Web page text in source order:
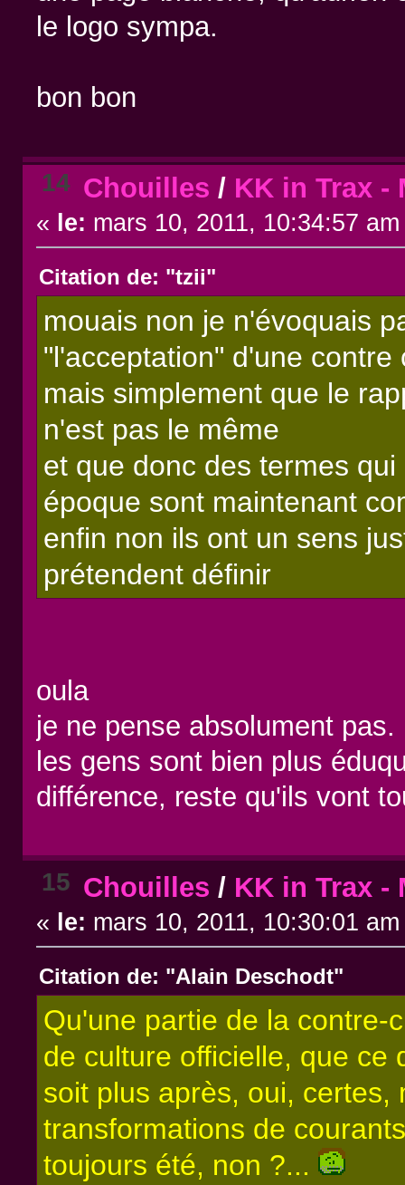
le logo sympa.
bon bon
14 Chouilles / KK in Trax -
« le: mars 10, 2011, 10:34:57
Citation de: "tzii"
mouais non je n'évoquais
"l'acceptation" d'une
mais simplement que le
n'est pas le même
et que donc des termes
époque sont maintenant
enfin non ils ont un sens
prétendent définir
oula
je ne pense absolument pas.
les gens sont bien plus
différence, reste qu'ils vont
15 Chouilles / KK in Trax -
« le: mars 10, 2011, 10:30:01
Citation de: "Alain Deschodt"
Qu'une partie de la contre-
de culture officielle, que ce
soit plus après, oui, certes,
transformations de
toujours été, non ?...